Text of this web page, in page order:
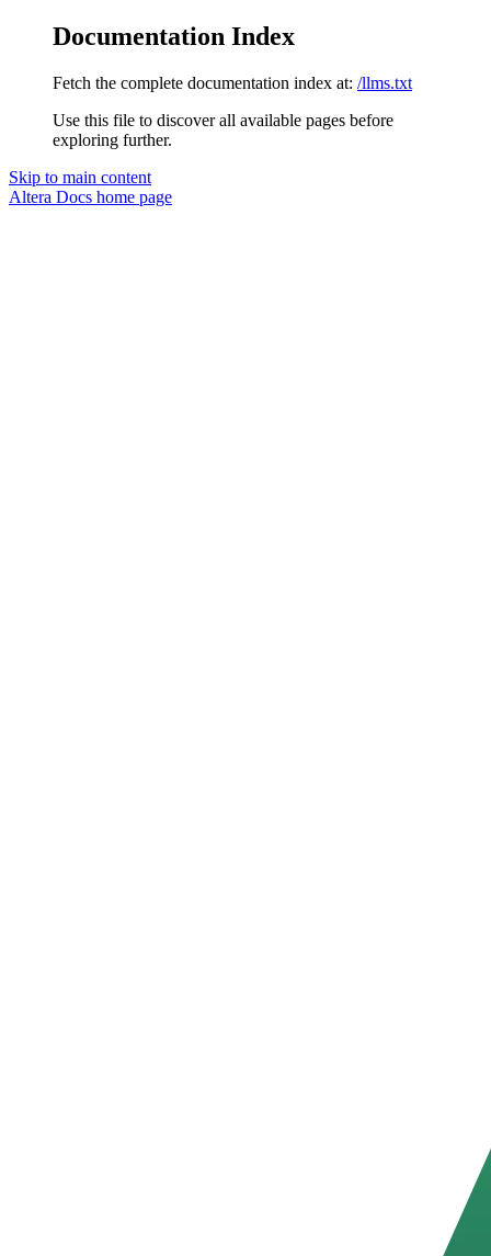
Documentation Index
Fetch the complete documentation index at: /llms.txt
Use this file to discover all available pages before
exploring further.
Skip to main content
Altera Docs home page